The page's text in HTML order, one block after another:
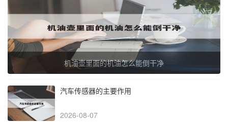
机油壶里面的机油怎么能倒干净
汽车传感器的主要作用
2026-08-07